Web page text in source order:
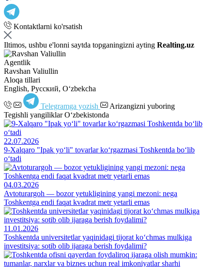
Kontaktlarni ko'rsatish
Iltimos, ushbu e'lonni saytda topganingizni ayting Realting.uz
Agentlik
Ravshan Valiullin
Aloqa tillari
English, Русский, Oʻzbekcha
Telegramga yozish
Arizangizni yuboring
Tegishli yangiliklar O‘zbekistonda
22.07.2026
9-Xalqaro "Ipak yo‘li" tovarlar ko‘rgazmasi Toshkentda bo‘lib
o‘tadi
04.03.2026
Avtoturargoh — bozor yetukligining yangi mezoni: nega
Toshkentga endi faqat kvadrat metr yetarli emas
11.01.2026
Toshkentda universitetlar yaqinidagi tijorat ko‘chmas mulkiga
investitsiya: sotib olib ijaraga berish foydalimi?